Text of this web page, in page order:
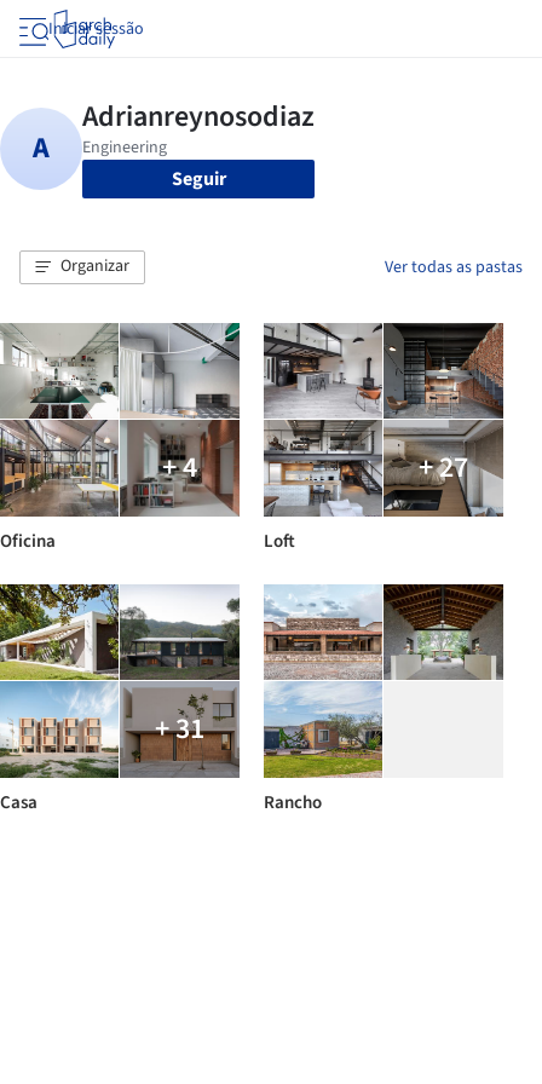
Iniciar sessão
Seguir
Organizar Ver todas as pastas
+ 4
Oficina
+ 27
Loft
+ 31
Casa Rancho